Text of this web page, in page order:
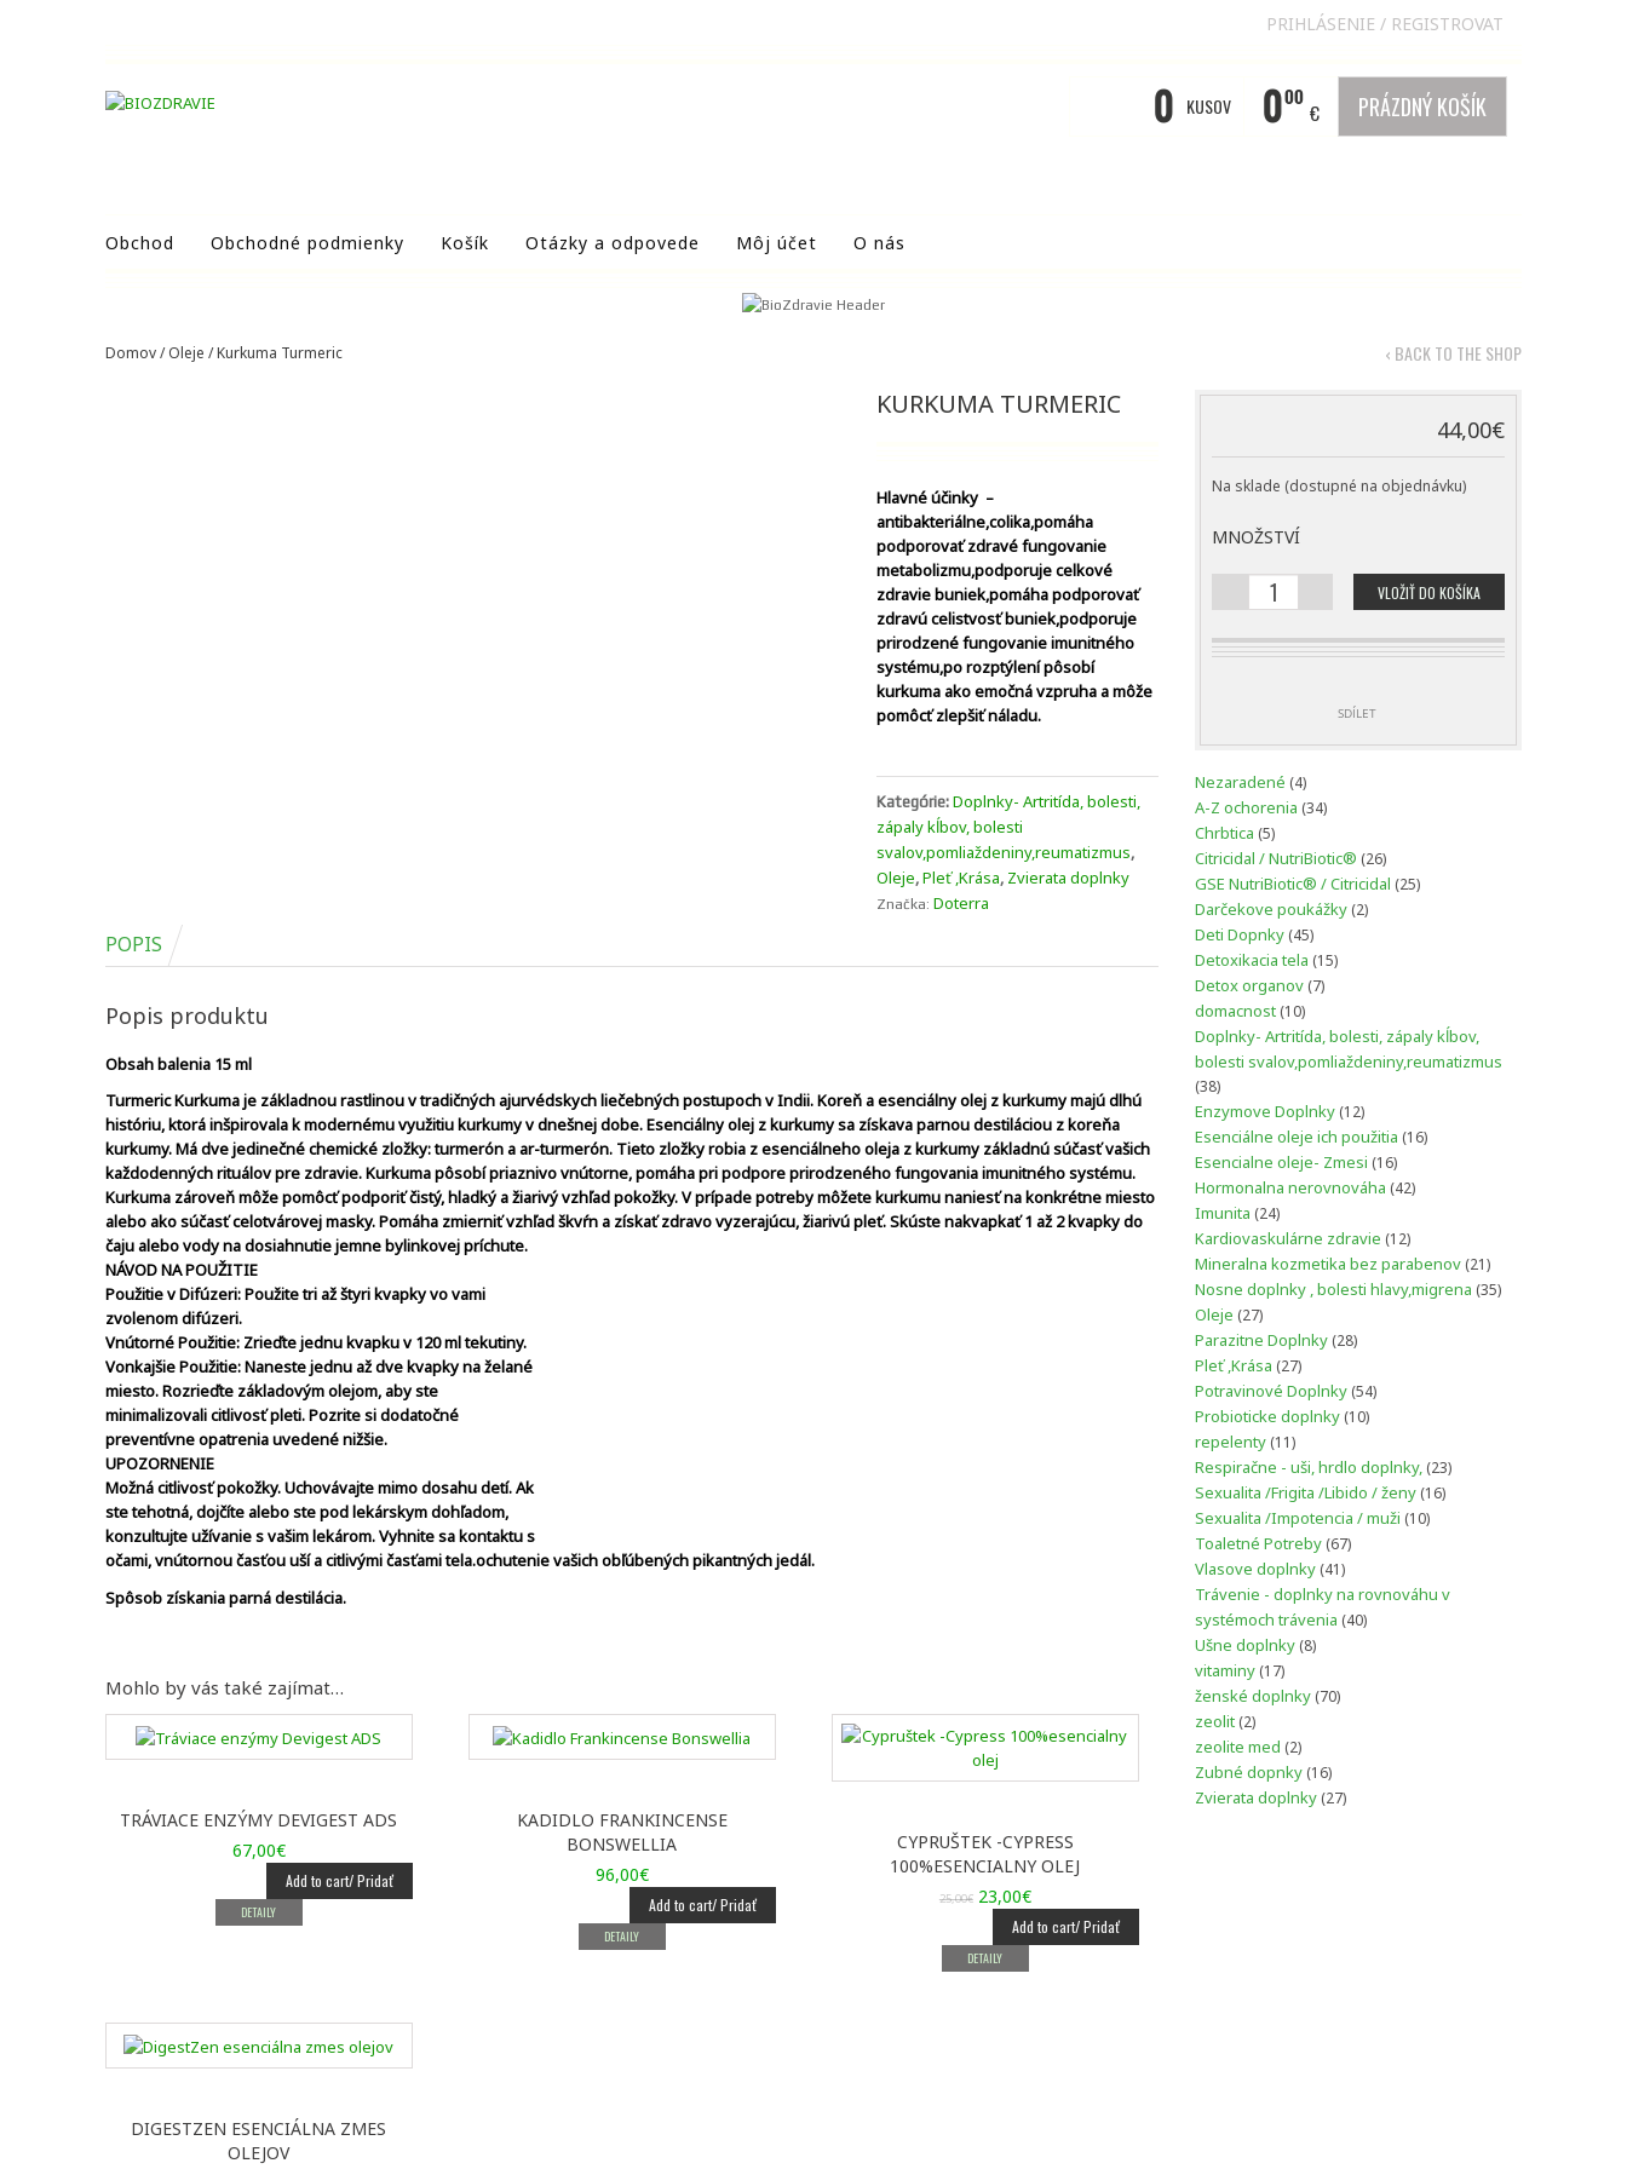
PRIHLÁSENIE / REGISTROVAT
0 KUSOV 000
€ PRÁZDNÝ KOŠÍK
Obchod Obchodné podmienky Košík Otázky a odpovede Môj účet O nás
Domov/Oleje / Kurkuma Turmeric ‹ BACK TO THE SHOP
KURKUMA TURMERIC
Hlavné účinky –
antibakteriálne,colika,pomáha
podporovať zdravé fungovanie
metabolizmu,podporuje celkové
zdravie buniek,pomáha podporovať
zdravú celistvosť buniek,podporuje
prirodzené fungovanie imunitného
systému,po rozptýlení pôsobí
kurkuma ako emočná vzpruha a môže
pomôcť zlepšiť náladu.
Kategórie: Doplnky- Artritída, bolesti,
zápaly kĺbov, bolesti
svalov,pomliaždeniny,reumatizmus,
Oleje, Pleť ,Krása, Zvierata doplnky
Značka: Doterra
POPIS
Popis produktu
Obsah balenia 15 ml
Turmeric Kurkuma je základnou rastlinou v tradičných ajurvédskych liečebných postupoch v Indii. Koreň a esenciálny olej z kurkumy majú dlhú
históriu, ktorá inšpirovala k modernému využitiu kurkumy v dnešnej dobe. Esenciálny olej z kurkumy sa získava parnou destiláciou z koreňa
kurkumy. Má dve jedinečné chemické zložky: turmerón a ar-turmerón. Tieto zložky robia z esenciálneho oleja z kurkumy základnú súčasť vašich
každodenných rituálov pre zdravie. Kurkuma pôsobí priaznivo vnútorne, pomáha pri podpore prirodzeného fungovania imunitného systému.
Kurkuma zároveň môže pomôcť podporiť čistý, hladký a žiarivý vzhľad pokožky.V prípade potreby môžete kurkumu naniesť na konkrétnemiesto
alebo ako súčasť celotvárovej masky. Pomáha zmierniť vzhľad škvŕn a získať zdravo vyzerajúcu, žiarivúpleť.Skúste nakvapkať 1 až 2 kvapky do
čaju alebo vody nadosiahnutie jemne bylinkovej príchute.
NÁVOD NA POUŽITIE
Použitie v Difúzeri: Použite tri až štyri kvapky vo vami
zvolenom difúzeri.
Vnútorné Použitie: Zrieďte jednu kvapku v 120 ml tekutiny.
Vonkajšie Použitie: Naneste jednu až dve kvapky na želané
miesto. Rozrieďte základovým olejom, aby ste
minimalizovali citlivosť pleti. Pozrite si dodatočné
preventívne opatrenia uvedené nižšie.
UPOZORNENIE
Možná citlivosť pokožky. Uchovávajte mimo dosahu detí. Ak
ste tehotná, dojčíte alebo ste pod lekárskym dohľadom,
konzultujte užívanie s vašim lekárom. Vyhnite sa kontaktu s
očami, vnútornou časťou uší a citlivými časťami tela.ochutenie vašich obľúbených pikantných jedál.
Spôsob získania parná destilácia.
Mohlo by vás také zajímat…
TRÁVIACE ENZÝMY DEVIGEST ADS
67,00€
Add to cart/ Pridať
DETAILY
KADIDLO FRANKINCENSE
BONSWELLIA
96,00€
Add to cart/ Pridať
DETAILY
CYPRUŠTEK -CYPRESS
100%ESENCIALNY OLEJ
25,00€ Pôvodná
cena
bola:
25,00€.
23,00€Aktuálna
cena
je:
Add to cart/ Pridať
DETAILY
DIGESTZEN ESENCIÁLNA ZMES
OLEJOV
44,00€
Na sklade (dostupné na objednávku)
MNOŽSTVÍ
MNOŽSTVO
KURKUMA
TURMERIC
VLOŽIŤ DO KOŠÍKA
SDÍLET
Nezaradené 44
produkty
A-Z ochorenia 3434
Chrbtica 55
produktov
Citricidal / NutriBiotic® 2626
produktov
GSE NutriBiotic® / Citricidal 2525
Darčekove poukážky 22
Deti Dopnky 4545
produktov
Detoxikacia tela 1515
Detox organov 77
domacnost 1010
produktov
Doplnky- Artritída, bolesti, zápaly kĺbov,
bolesti svalov,pomliaždeniny,reumatizmus
3838
produktov
Enzymove Doplnky 1212
produktov
Esenciálne oleje ich použitia 1616
Esencialne oleje- Zmesi 1616
produktov
Hormonalna nerovnováha 4242
Imunita 2424
produktov
Kardiovaskulárne zdravie 1212
produktov
Mineralna kozmetika bez parabenov 2121
produktov
Nosne doplnky , bolesti hlavy,migrena 3535
Oleje 2727
produktov
Parazitne Doplnky 2828
Pleť ,Krása 2727
produktov
Potravinové Doplnky 5454
Probioticke doplnky 1010
repelenty 1111
produktov
Respiračne - uši, hrdlo doplnky, 2323
Sexualita /Frigita /Libido / ženy 1616
Sexualita /Impotencia / muži 1010
Toaletné Potreby 6767
Vlasove doplnky 4141
produktov
Trávenie - doplnky na rovnováhu v
systémoch trávenia 4040
Ušne doplnky 88
vitaminy 1717
produktov
ženské doplnky 7070
zeolit 22
produkty
zeolite med 22
produkty
Zubné dopnky 1616
produktov
Zvierata doplnky 2727